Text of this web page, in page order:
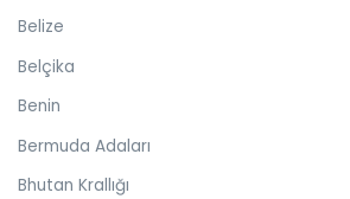
Belize
Belçika
Benin
Bermuda Adaları
Bhutan Krallığı